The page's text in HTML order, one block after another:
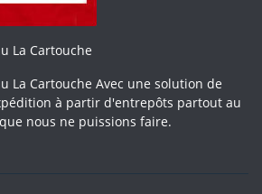
La Cartouche
La Cartouche Avec une solution de
à partir d'entrepôts partout au
nous ne puissions faire.